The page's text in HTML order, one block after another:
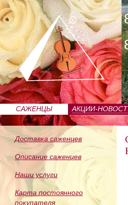
САЖЕНЦЫ
ПИТОМНИКА
АКЦИИ-
Доставка саженцев
Описание саженцев
Наши услуги
Карта постоянного
покупателя